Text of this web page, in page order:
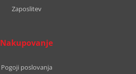
Zaposlitev
Nakupovanje
Pogoji poslovanja